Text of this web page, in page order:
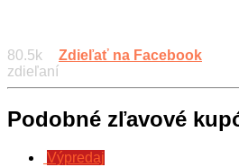
80.5k
zdieľaní
Zdieľať na Facebook
Podobné zľavové
Výpredaj